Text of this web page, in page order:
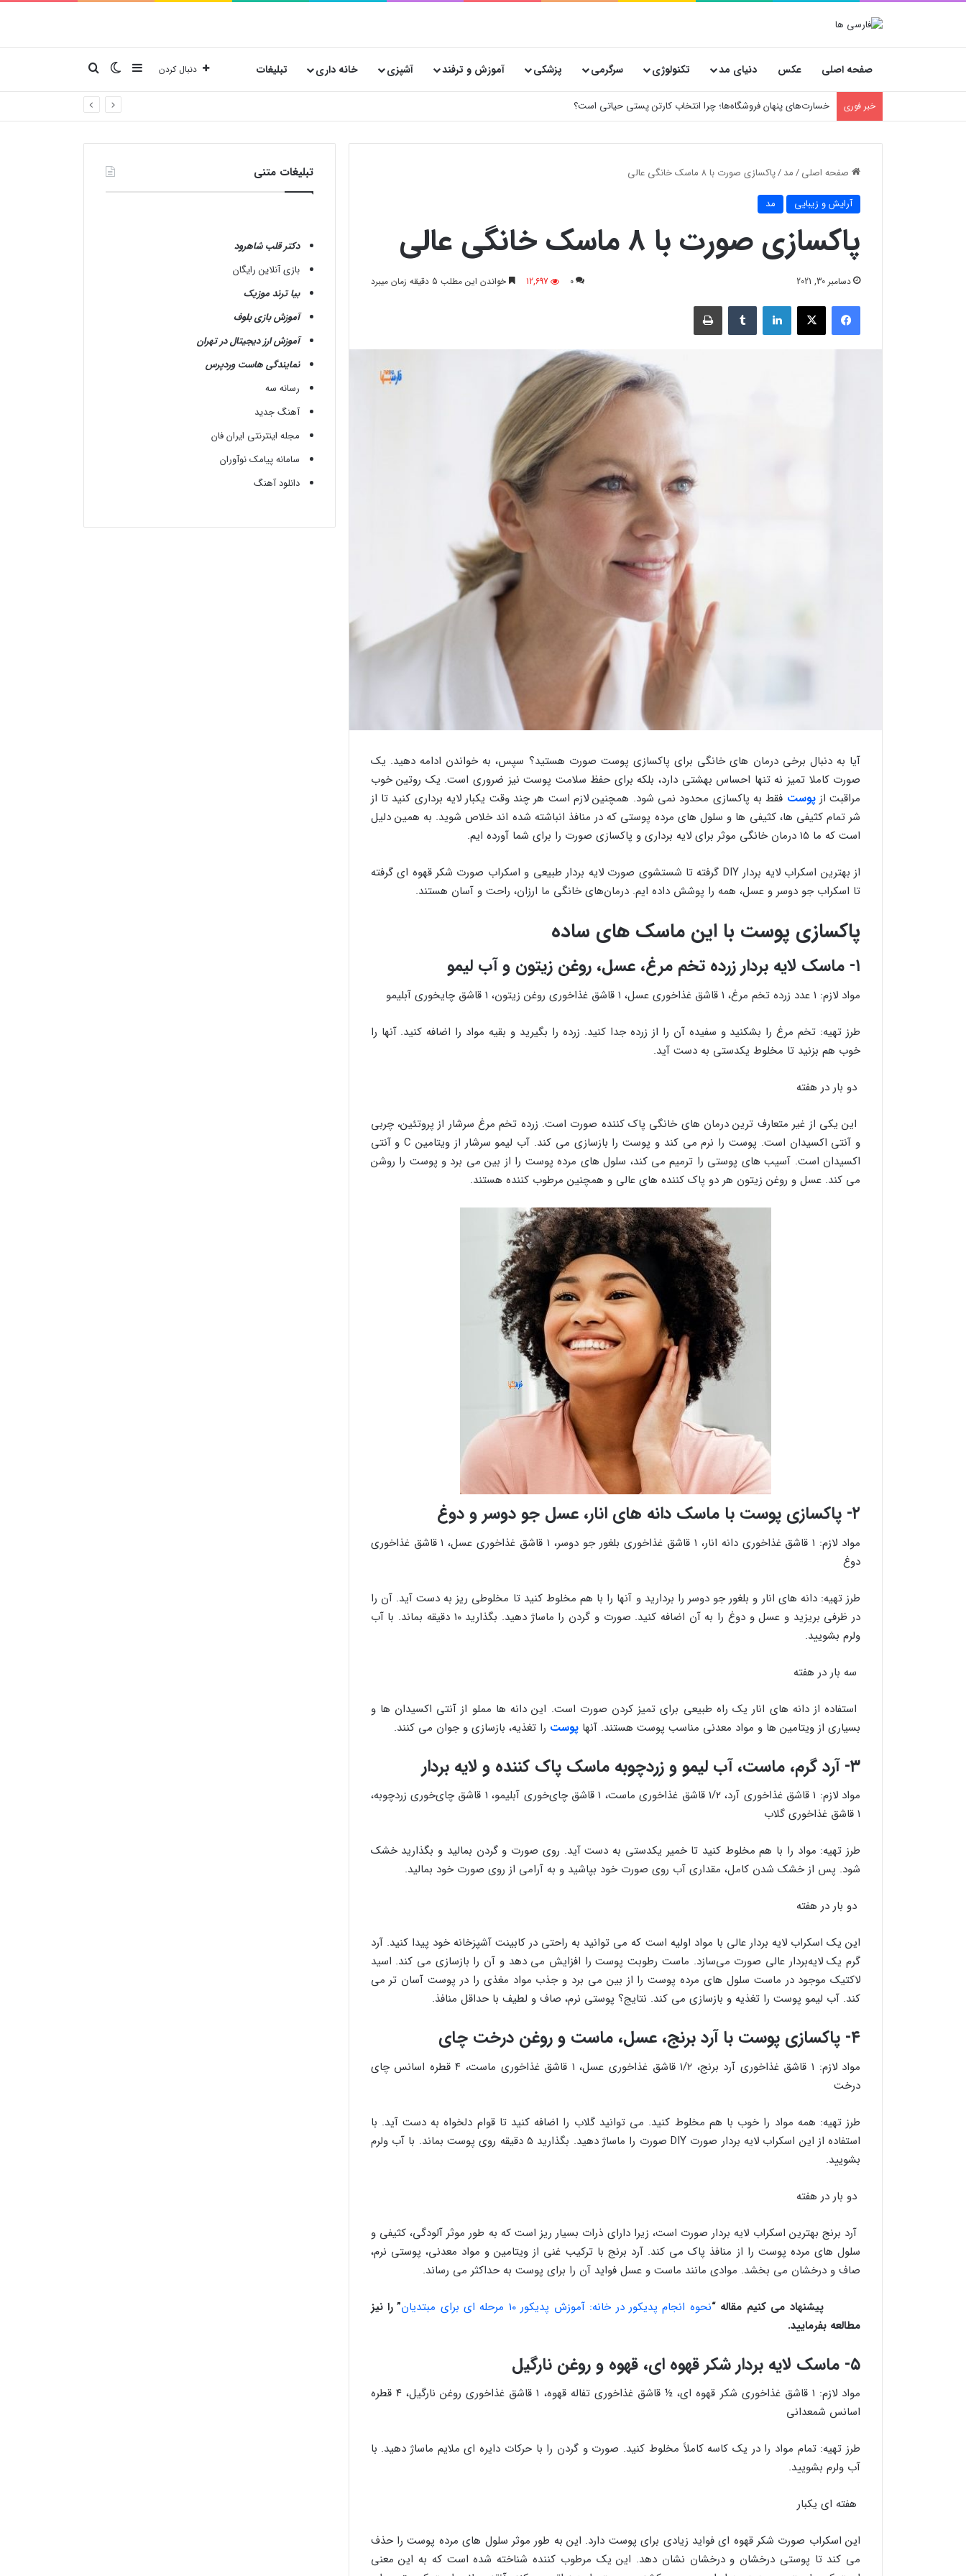
صفحه اصلی عکس دنیای مد تکنولوژی سرگرمی پزشکی آموزش و ترفند آشپزی خانه داری تبلیغات دنبال کردن نوارکناریتغییر پوسته
جستجو برای
خبر فوری ارورهای کولر گازی تراست
صفحه اصلی/ مد/پاکسازی صورت با ۸ ماسک خانگی عالی
آرایش و زیبایی مد
پاکسازی صورت با ۸ ماسک خانگی عالی
دسامبر 30, 2021 0
12,697 خواندن این مطلب 5 دقیقه زمان میبرد
فیسبوک X لینکدین ‫تامبلر چاپ
آیا به دنبال برخی درمان های خانگی برای پاکسازی پوست صورت هستید؟ سپس، به خواندن ادامه دهید. یک
صورت کاملا تمیز نه تنها احساس بهشتی دارد، بلکه برای حفظ سلامت پوست نیز ضروری است. یک روتین خوب
مراقبت از پوست فقط به پاکسازی محدود نمی شود. همچنین لازم است هر چند وقت یکبار لایه برداری کنید تا از
شر تمام کثیفی ها، کثیفی ها و سلول های مرده پوستی که در منافذ انباشته شده اند خلاص شوید. به همین دلیل
است که ما ۱۵ درمان خانگی موثر برای لایه برداری و پاکسازی صورت را برای شما آورده ایم.
از بهترین اسکراب لایه بردار DIY گرفته تا شستشوی صورت لایه بردار طبیعی و اسکراب صورت شکر قهوه ای گرفته
تا اسکراب جو دوسر و عسل، همه را پوشش داده ایم. درمان‌های خانگی ما ارزان، راحت و آسان هستند.
پاکسازی پوست با این ماسک های ساده
۱- ماسک لایه بردار زرده تخم مرغ، عسل، روغن زیتون و آب لیمو
مواد لازم: ۱ عدد زرده تخم مرغ، ۱ قاشق غذاخوری عسل، ۱ قاشق غذاخوری روغن زیتون، ۱ قاشق چایخوری آبلیمو
طرز تهیه: تخم مرغ را بشکنید و سفیده آن را از زرده جدا کنید. زرده را بگیرید و بقیه مواد را اضافه کنید. آنها را
خوب هم بزنید تا مخلوط یکدستی به دست آید.
دو بار در هفته
این یکی از غیر متعارف ترین درمان های خانگی پاک کننده صورت است. زرده تخم مرغ سرشار از پروتئین، چربی
و آنتی اکسیدان است. پوست را نرم می کند و پوست را بازسازی می کند. آب لیمو سرشار از ویتامین C و آنتی
اکسیدان است. آسیب های پوستی را ترمیم می کند، سلول های مرده پوست را از بین می برد و پوست را روشن
می کند. عسل و روغن زیتون هر دو پاک کننده های عالی و همچنین مرطوب کننده هستند.
۲- پاکسازی پوست با ماسک دانه های انار، عسل جو دوسر و دوغ
مواد لازم: ۱ قاشق غذاخوری دانه انار، ۱ قاشق غذاخوری بلغور جو دوسر، ۱ قاشق غذاخوری عسل، ۱ قاشق غذاخوری
دوغ
طرز تهیه: دانه های انار و بلغور جو دوسر را بردارید و آنها را با هم مخلوط کنید تا مخلوطی ریز به دست آید. آن را
در ظرفی بریزید و عسل و دوغ را به آن اضافه کنید. صورت و گردن را ماساژ دهید. بگذارید ۱۰ دقیقه بماند. با آب
ولرم بشویید.
سه بار در هفته
استفاده از دانه های انار یک راه طبیعی برای تمیز کردن صورت است. این دانه ها مملو از آنتی اکسیدان ها و
بسیاری از ویتامین ها و مواد معدنی مناسب پوست هستند. آنها پوست را تغذیه، بازسازی و جوان می کنند.
۳- آرد گرم، ماست، آب لیمو و زردچوبه ماسک پاک کننده و لایه بردار
مواد لازم: ۱ قاشق غذاخوری آرد، ۱/۲ قاشق غذاخوری ماست، ۱ قاشق چای‌خوری آبلیمو، ۱ قاشق چای‌خوری زردچوبه،
۱ قاشق غذاخوری گلاب
طرز تهیه: مواد را با هم مخلوط کنید تا خمیر یکدستی به دست آید. روی صورت و گردن بمالید و بگذارید خشک
شود. پس از خشک شدن کامل، مقداری آب روی صورت خود بپاشید و به آرامی از روی صورت خود بمالید.
دو بار در هفته
این یک اسکراب لایه بردار عالی با مواد اولیه است که می توانید به راحتی در کابینت آشپزخانه خود پیدا کنید. آرد
گرم یک لایه‌بردار عالی صورت می‌سازد. ماست رطوبت پوست را افزایش می دهد و آن را بازسازی می کند. اسید
لاکتیک موجود در ماست سلول های مرده پوست را از بین می برد و جذب مواد مغذی را در پوست آسان تر می
کند. آب لیمو پوست را تغذیه و بازسازی می کند. نتایج؟ پوستی نرم، صاف و لطیف با حداقل منافذ.
۴- پاکسازی پوست با آرد برنج، عسل، ماست و روغن درخت چای
مواد لازم: ۱ قاشق غذاخوری آرد برنج، ۱/۲ قاشق غذاخوری عسل، ۱ قاشق غذاخوری ماست، ۴ قطره اسانس چای
درخت
طرز تهیه: همه مواد را خوب با هم مخلوط کنید. می توانید گلاب را اضافه کنید تا قوام دلخواه به دست آید. با
استفاده از این اسکراب لایه بردار صورت DIY صورت را ماساژ دهید. بگذارید ۵ دقیقه روی پوست بماند. با آب ولرم
بشویید.
دو بار در هفته
آرد برنج بهترین اسکراب لایه بردار صورت است، زیرا دارای ذرات بسیار ریز است که به طور موثر آلودگی، کثیفی و
سلول های مرده پوست را از منافذ پاک می کند. آرد برنج با ترکیب غنی از ویتامین و مواد معدنی، پوستی نرم،
صاف و درخشان می بخشد. موادی مانند ماست و عسل فواید آن را برای پوست به حداکثر می رساند.
پیشنهاد می کنیم مقاله “نحوه انجام پدیکور در خانه: آموزش پدیکور ۱۰ مرحله ای برای مبتدیان
” را نیز
مطالعه بفرمایید.
۵- ماسک لایه بردار شکر قهوه ای، قهوه و روغن نارگیل
مواد لازم: ۱ قاشق غذاخوری شکر قهوه ای، ½ قاشق غذاخوری تفاله قهوه، ۱ قاشق غذاخوری روغن نارگیل، ۴ قطره
اسانس شمعدانی
طرز تهیه: تمام مواد را در یک کاسه کاملاً مخلوط کنید. صورت و گردن را با حرکات دایره ای ملایم ماساژ دهید. با
آب ولرم بشویید.
هفته ای یکبار
این اسکراب صورت شکر قهوه ای فواید زیادی برای پوست دارد. این به طور موثر سلول های مرده پوست را حذف
می کند تا پوستی درخشان و درخشان نشان دهد. این یک مرطوب کننده شناخته شده است که به این معنی
تبلیغات متنی
دکتر قلب شاهرود
بازی آنلاین رایگان
بیا ترند موزیک
آموزش بازی بلوف
آموزش ارز دیجیتال در تهران
نمایندگی هاست وردپرس
رسانه سه
آهنگ جدید
مجله اینترنتی ایران فان
سامانه پیامک نوآوران
دانلود آهنگ